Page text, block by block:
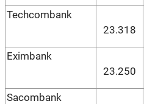
Techcombank
23.318
Eximbank
23.250
Sacombank